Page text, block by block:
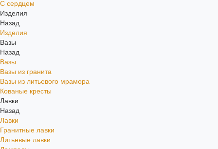
С сердцем
Изделия
Назад
Изделия
Вазы
Назад
Вазы
Вазы из гранита
Вазы из литьевого мрамора
Кованые кресты
Лавки
Назад
Лавки
Гранитные лавки
Литьевые лавки